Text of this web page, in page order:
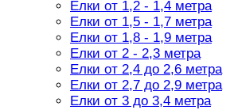
Елки от 1,2 - 1,4 метра
Елки от 1,5 - 1,7 метра
Елки от 1,8 - 1,9 метра
Елки от 2 - 2,3 метра
Елки от 2,4 до 2,6 метра
Елки от 2,7 до 2,9 метра
Елки от 3 до 3,4 метра